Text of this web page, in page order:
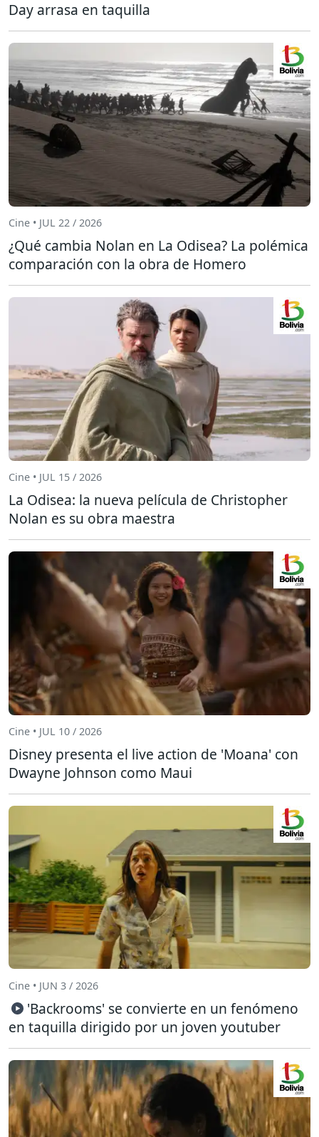
Day arrasa en taquilla
Cine • JUL 22 / 2026
¿Qué cambia Nolan en La Odisea? La polémica
comparación con la obra de Homero
Cine • JUL 15 / 2026
La Odisea: la nueva película de Christopher
Nolan es su obra maestra
Cine • JUL 10 / 2026
Disney presenta el live action de 'Moana' con
Dwayne Johnson como Maui
Cine • JUN 3 / 2026
'Backrooms' se convierte en un fenómeno
en taquilla dirigido por un joven youtuber